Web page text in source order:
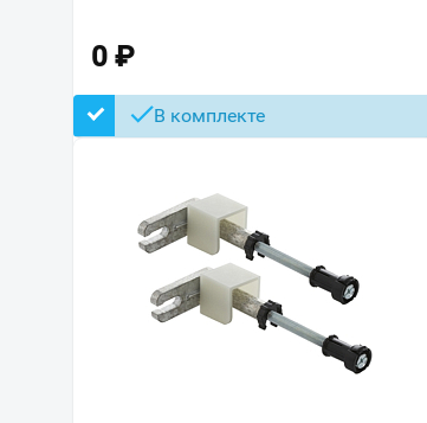
0 ₽
В комплекте